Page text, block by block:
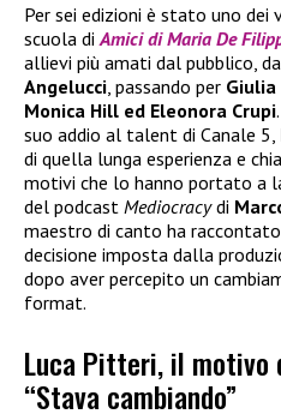
Per sei edizioni è stato uno
scuola di Amici di Maria De
allievi più amati dal pubblico, da
Angelucci , passando per
Monica Hill ed Eleonora Crupi
suo addio al talent di Canale 5,
di quella lunga esperienza e
motivi che lo hanno portato a
del podcast Mediocracydi
maestro di canto ha
decisione imposta dalla
dopo aver percepito un
format.
Luca Pitteri, il motivo
“Stava cambiando”